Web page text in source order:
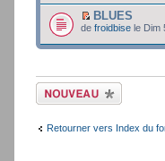
BLUES
de froidbise le Dim
Ecrire un nouveau
sujet
Retourner vers Index du